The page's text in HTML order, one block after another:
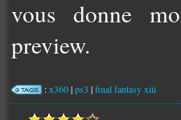
vous donne
preview.
:x360|ps3 |final fantasy xiii